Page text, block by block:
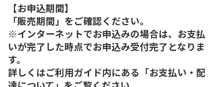
【お申込期間】
「販売期間」をご確認ください。
※インターネットでお申込みの場合は、お支払
いが完了した時点でお申込み受付完了となりま
す。
詳しくはご利用ガイド内にある「お支払い・配